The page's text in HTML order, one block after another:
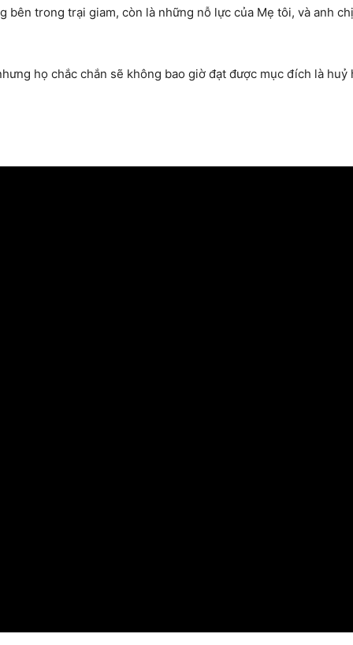
bên trong trại giam, còn là những nỗ lực của Mẹ tôi, và anh
họ chắc chắn sẽ không bao giờ đạt được mục đích là